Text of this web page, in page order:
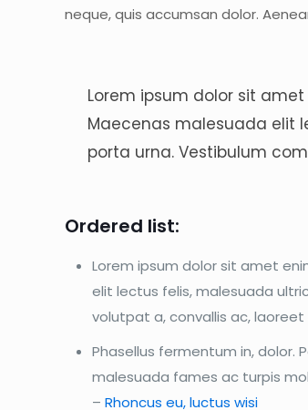
neque, quis accumsan dolor.
Lorem ipsum dolor sit
Maecenas malesuada elit
porta urna. Vestibulum
Ordered list:
Lorem ipsum dolor sit amet
elit lectus felis, malesuada
volutpat a, convallis ac, laoreet
Phasellus fermentum in, dolor.
malesuada fames ac turpis
–Rhoncus eu, luctus wisi